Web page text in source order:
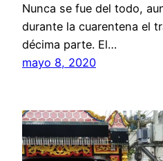
Nunca se fue del todo,
durante la cuarentena el
décima parte. El…
mayo 8, 2020